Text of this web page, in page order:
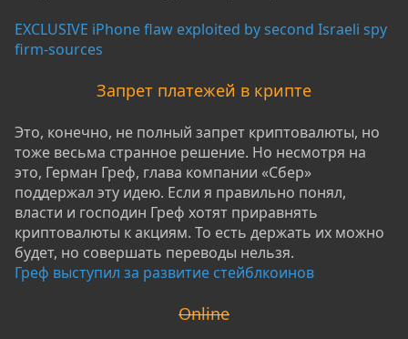
EXCLUSIVE iPhone flaw exploited by second Israeli spy
firm-sources
Запрет платежей в крипте
Это, конечно, не полный запрет криптовалюты, но
тоже весьма странное решение. Но несмотря на
это, Герман Греф, глава компании «Сбер»
поддержал эту идею. Если я правильно понял,
власти и господин Греф хотят приравнять
криптовалюты к акциям. То есть держать их можно
будет, но совершать переводы нельзя.
Греф выступил за развитие стейблкоинов
Online